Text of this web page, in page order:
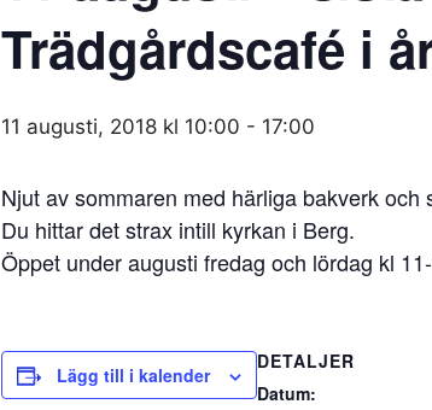
Trädgårdscafé i
11 augusti, 2018 kl 10:00 - 17:00
Njut av sommaren med härliga bakverk
Du hittar det strax intill kyrkan i Berg.
Öppet under augusti fredag och lördag kl
Lägg till i kalender
DETALJER
Datum: